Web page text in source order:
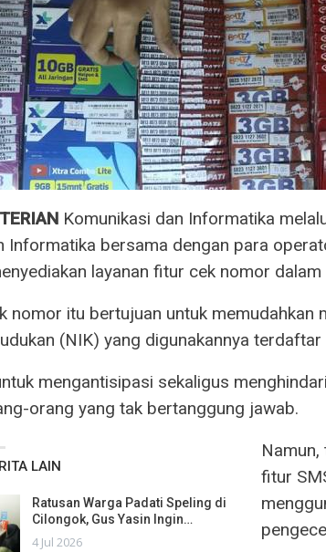
Komunikasi dan Informatika
Informatika bersama dengan para
layanan fitur cek nomor
nomor itu bertujuan untuk memudahkan
(NIK) yang digunakannya
mengantisipasi sekaligus
orang yang tak bertanggung jawab.
LAIN
Ratusan Warga Padati Speling di
Cilongok, Gus Yasin Ingin…
4 Jul 2026
fitur